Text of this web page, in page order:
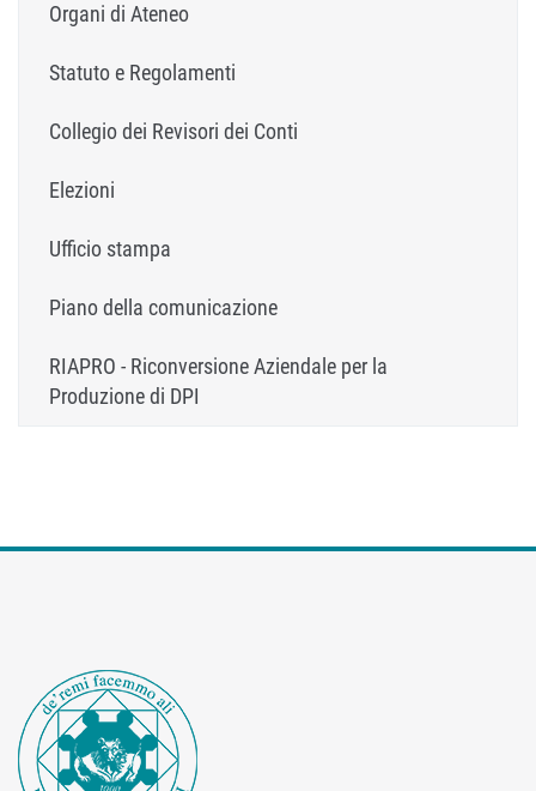
Organi di Ateneo
Statuto e Regolamenti
Collegio dei Revisori dei Conti
Elezioni
Ufficio stampa
Piano della comunicazione
RIAPRO - Riconversione Aziendale per la
Produzione di DPI